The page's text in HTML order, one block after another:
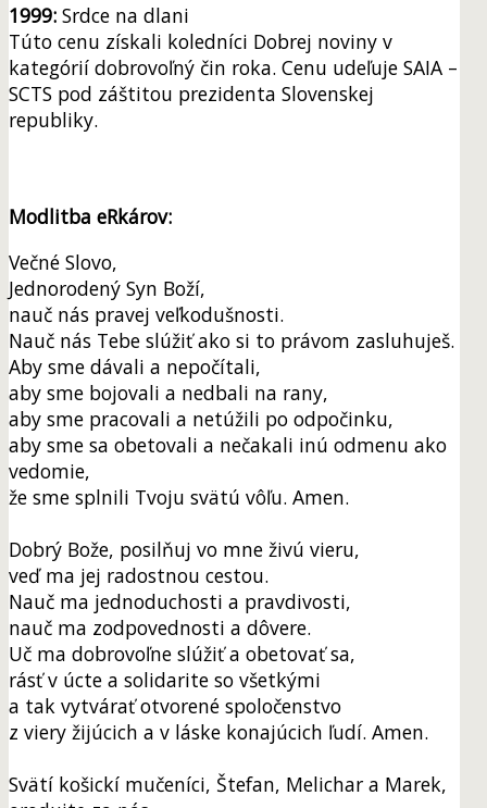
1999: Srdce na dlani
Túto cenu získali koledníci Dobrej noviny v
kategórií dobrovoľný čin roka. Cenu udeľuje SAIA –
SCTS pod záštitou prezidenta Slovenskej
republiky.
Modlitba eRkárov:
Večné Slovo,
Jednorodený Syn Boží,
nauč nás pravej veľkodušnosti.
Nauč nás Tebe slúžiť ako si to právom zasluhuješ.
Aby sme dávali a nepočítali,
aby sme bojovali a nedbali na rany,
aby sme pracovali a netúžili po odpočinku,
aby sme sa obetovali a nečakali inú odmenu ako
vedomie,
že sme splnili Tvoju svätú vôľu. Amen.
Dobrý Bože, posilňuj vo mne živú vieru,
veď ma jej radostnou cestou.
Nauč ma jednoduchosti a pravdivosti,
nauč ma zodpovednosti a dôvere.
Uč ma dobrovoľne slúžiť a obetovať sa,
rásť v úcte a solidarite so všetkými
a tak vytvárať otvorené spoločenstvo
z viery žijúcich a v láske konajúcich ľudí. Amen.
Svätí košickí mučeníci, Štefan, Melichar a Marek,